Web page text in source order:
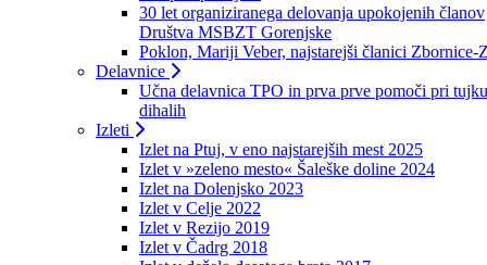
30 let organiziranega delovanja upokojenih članov
Društva MSBZT Gorenjske
Poklon, Mariji Veber, najstarejši članici Zbornice-
Delavnice
Učna delavnica TPO in prva prve pomoči pri
dihalih
Izleti
Izlet na Ptuj, v eno najstarejših mest 2025
Izlet v »zeleno mesto« Šaleške doline 2024
Izlet na Dolenjsko 2023
Izlet v Celje 2022
Izlet v Rezijo 2019
Izlet v Čadrg 2018